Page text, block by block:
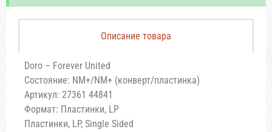
Описание товара
Doro – Forever United
Состояние: NM+/NM+ (конверт/пластинка)
Артикул: 27361 44841
Формат: Пластинки, LP
Пластинки, LP, Single Sided